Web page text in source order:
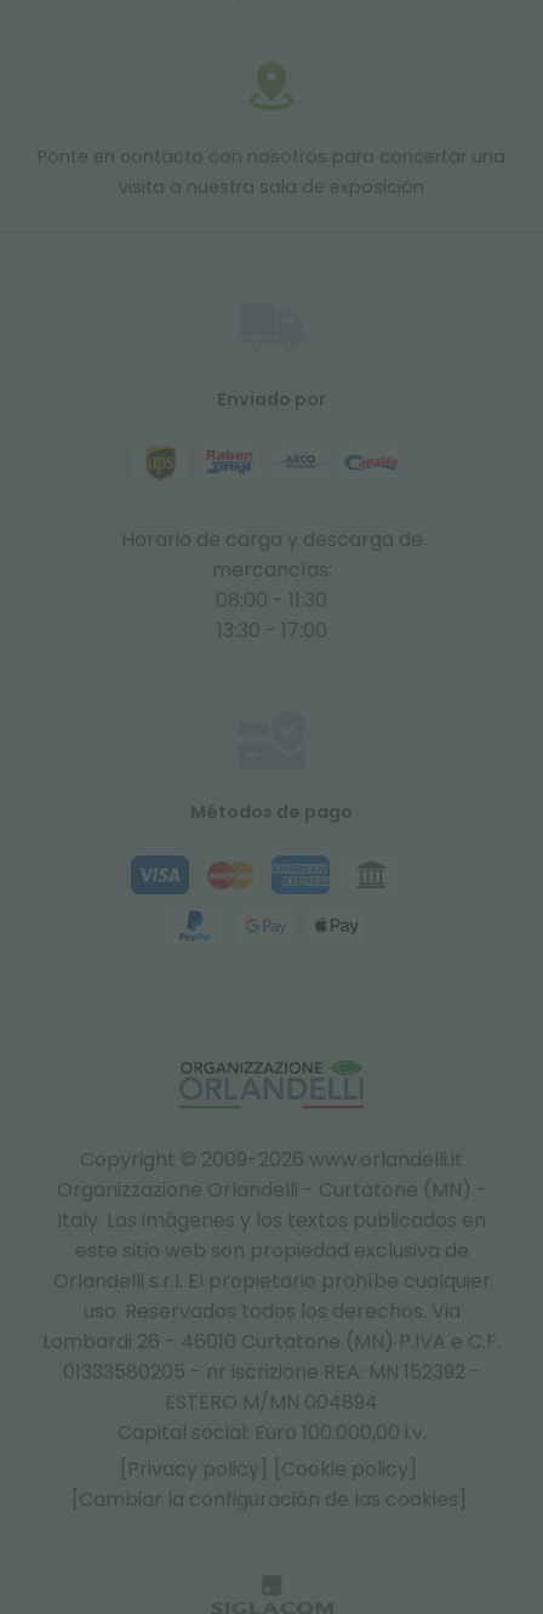
Ponte en contacto con nosotros para concertar una
visita a nuestra sala de exposición
Copyright © 2009-2026 www.orlandelli.it
Organizzazione Orlandelli - Curtatone (MN) -
Italy. Las imágenes y los textos publicados en
este sitio web son propiedad exclusiva de
Orlandelli s.r.l. El propietario prohíbe cualquier
uso. Reservados todos los derechos. Via
Lombardi 26 - 46010 Curtatone (MN) P.IVA e C.F.
01333580205 - nr iscrizione REA: MN 152392 -
ESTERO M/MN 004894
Capital social: Euro 100.000,00 i.v.
[Privacy policy]
[Cookie policy]
[Cambiar la configuración de las cookies]
Enviado por
Horario de carga y descarga de
mercancías:
08:00 - 11:30
13:30 - 17:00
Métodos de pago